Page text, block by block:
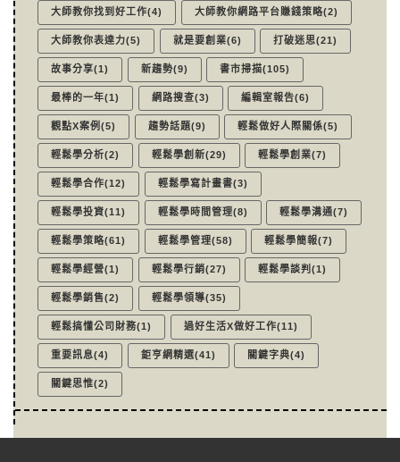
大師教你找到好工作(4) 大師教你網路平台賺錢策略(2)
大師教你表達力(5) 就是要創業(6) 打破迷思(21)
故事分享(1) 新趨勢(9) 書市掃描(105)
最棒的一年(1) 網路搜查(3) 編輯室報告(6)
觀點X案例(5) 趨勢話題(9) 輕鬆做好人際關係(5)
輕鬆學分析(2) 輕鬆學創新(29) 輕鬆學創業(7)
輕鬆學合作(12) 輕鬆學寫計畫書(3)
輕鬆學投資(11) 輕鬆學時間管理(8) 輕鬆學溝通(7)
輕鬆學策略(61) 輕鬆學管理(58) 輕鬆學簡報(7)
輕鬆學經營(1) 輕鬆學行銷(27) 輕鬆學談判(1)
輕鬆學銷售(2) 輕鬆學領導(35)
輕鬆搞懂公司財務(1) 過好生活X做好工作(11)
重要訊息(4) 鉅亨網精選(41) 關鍵字典(4)
關鍵思惟(2)